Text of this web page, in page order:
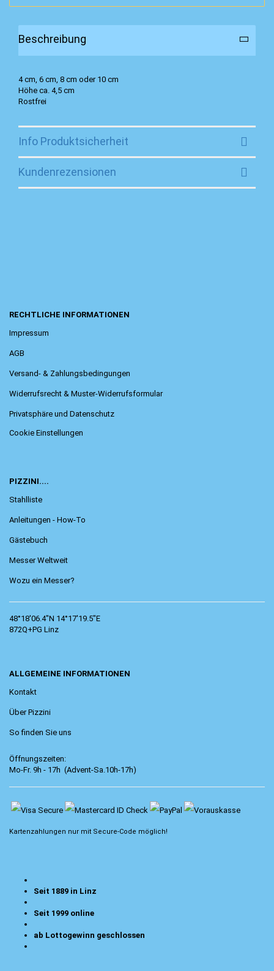
Beschreibung
4 cm, 6 cm, 8 cm oder 10 cm
Höhe ca. 4,5 cm
Rostfrei
Info Produktsicherheit
Kundenrezensionen
RECHTLICHE INFORMATIONEN
Impressum
AGB
Versand- & Zahlungsbedingungen
Widerrufsrecht & Muster-Widerrufsformular
Privatsphäre und Datenschutz
Cookie Einstellungen
PIZZINI....
Stahlliste
Anleitungen - How-To
Gästebuch
Messer Weltweit
Wozu ein Messer?
48°18'06.4"N 14°17'19.5"E
872Q+PG Linz
ALLGEMEINE INFORMATIONEN
Kontakt
Über Pizzini
So finden Sie uns
Öffnungszeiten:
Mo-Fr. 9h - 17h (Advent-Sa.10h-17h)
Kartenzahlungen nur mit Secure-Code möglich!
Seit 1889 in Linz
Seit 1999 online
ab Lottogewinn geschlossen